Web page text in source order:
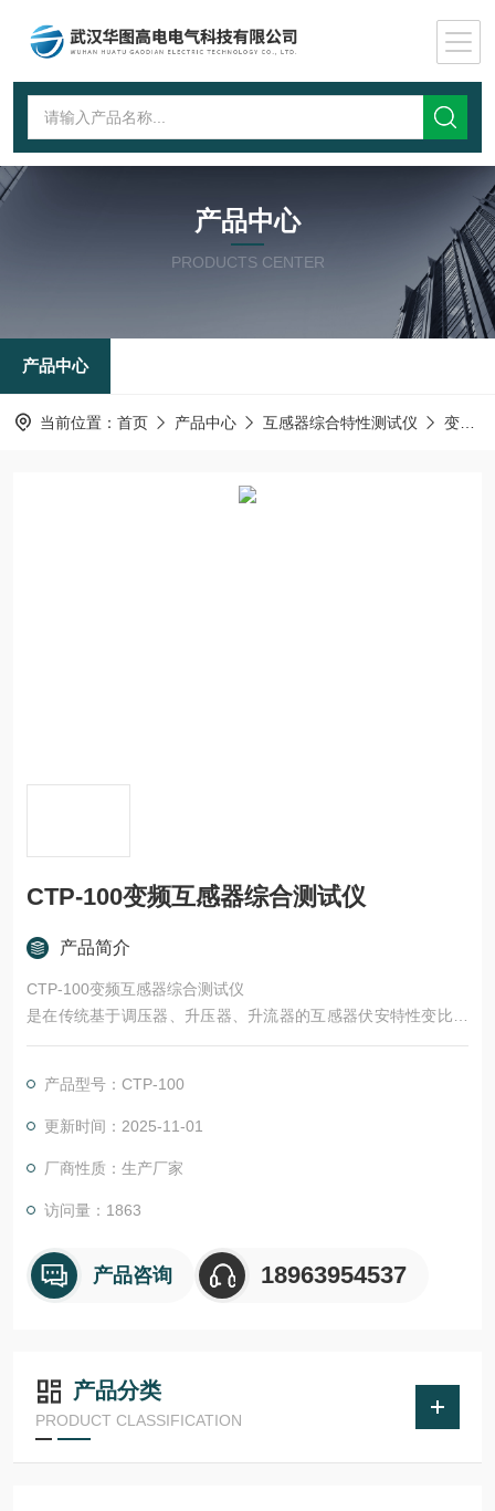
产品中心
PRODUCTS CENTER
产品中心
当前位置： 首页 产品中心 互感器综合特性测试仪 变频互感器综合测试仪
CTP-100变频互感器综合测试仪
产品简介
CTP-100变频互感器综合测试仪
是在传统基于调压器、升压器、升流器的互感器伏安特性变比极
性综合测试仪基础上广泛听取用户意见、经过大量的市场调研、
装置采用高性能DSP和FPGA、*制造工艺，保证了产品性能稳定
可靠、功能完备、自动化程度高、测试效率高、在国内处于*水
产品型号：CTP-100
更新时间：2025-11-01
厂商性质：生产厂家
访问量：1863
产品咨询 18963954537
产品分类
PRODUCT CLASSIFICATION